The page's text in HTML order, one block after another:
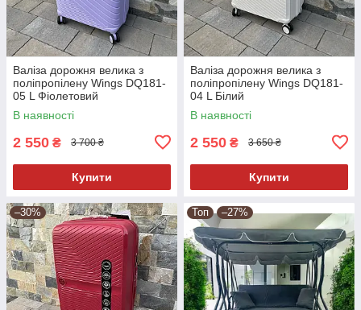
Валіза дорожня велика з
поліпропілену Wings DQ181-
05 L Фіолетовий
В наявності
2 550 ₴ 3 700 ₴
Купити
Валіза дорожня велика з
поліпропілену Wings DQ181-
04 L Білий
В наявності
2 550 ₴ 3 650 ₴
Купити
–30% Топ –27%